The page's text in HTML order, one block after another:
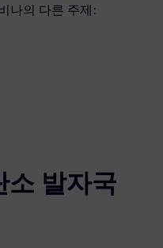
나의 다른 주제:
소 발자국